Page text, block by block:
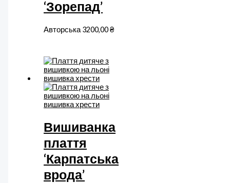
‘Зорепад’
Авторська 3200,00₴
Вишиванка
плаття
‘Карпатська
врода’